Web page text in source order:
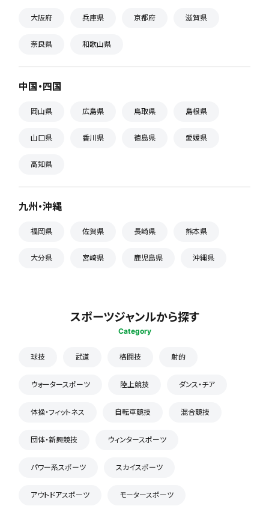
大阪府 兵庫県 京都府 滋賀県
奈良県 和歌山県
中国・四国
岡山県 広島県 鳥取県 島根県
山口県 香川県 徳島県 愛媛県
高知県
九州・沖縄
福岡県 佐賀県 長崎県 熊本県
大分県 宮崎県 鹿児島県 沖縄県
スポーツジャンルから探す
Category
球技 武道 格闘技 射的
ウォータースポーツ 陸上競技 ダンス・チア
体操・フィットネス 自転車競技 混合競技
団体・新興競技 ウィンタースポーツ
パワー系スポーツ スカイスポーツ
アウトドアスポーツ モータースポーツ